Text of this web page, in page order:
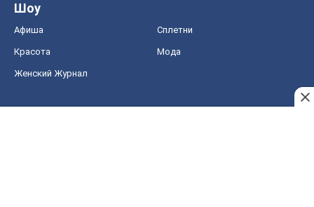
Шоу
Афиша Сплетни
Красота Мода
Женский Журнал